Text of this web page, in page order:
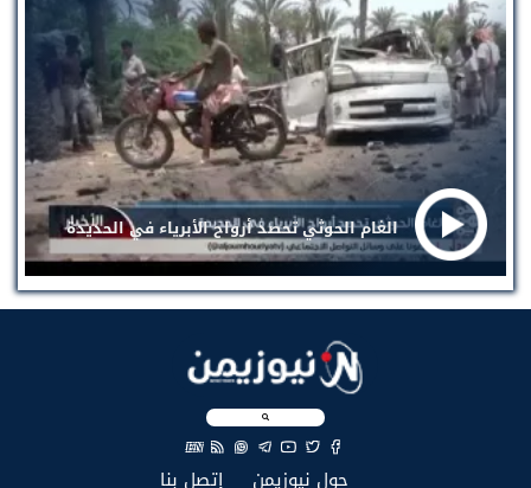
الغام الحوثي تحصد أرواح الأبرياء في الحديدة
EN
حول نيوزيمن إتصل بنا